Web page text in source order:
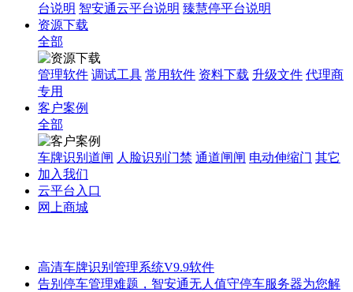
台说明 智安通云平台说明 臻慧停平台说明
资源下载
全部
管理软件 调试工具 常用软件 资料下载 升级文件 代理商
专用
客户案例
全部
车牌识别道闸 人脸识别门禁 通道闸闸 电动伸缩门 其它
加入我们
云平台入口
网上商城
高清车牌识别管理系统V9.9软件
告别停车管理难题，智安通无人值守停车服务器为您解